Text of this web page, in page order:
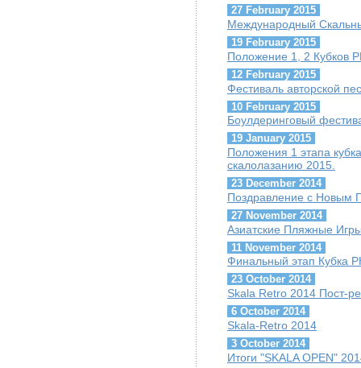
27 February 2015
Международный
19 February 2015
Положение 1, 2 Кубков
12 February 2015
Фестиваль авторской
10 February 2015
Боулдеринговый
19 January 2015
Положения 1 этапа
скалолазанию 2015.
23 December 2014
Поздравление с Новым
27 November 2014
Азиатские Пляжные
11 November 2014
Финальный этап Кубка
23 October 2014
Skala Retro 2014 Пост-
6 October 2014
Skala-Retro 2014
3 October 2014
Итоги "SKALA OPEN"